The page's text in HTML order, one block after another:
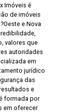
Imóveis é
de imóveis
e Nova
valores que
autoridades
em
jurídico
das
e
formada por
em oferecer